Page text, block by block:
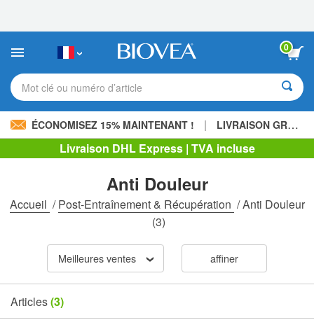
:
site
comprend
un
d'accessibilité.
0
Mot clé ou numéro d’article
ÉCONOMISEZ 15% MAINTENANT ! | LIVRAISON GRATUITE
Livraison DHL Express | TVA incluse
Anti Douleur
Accueil /Post-Entraînement & Récupération /Anti Douleur
(3)
Meilleures ventes affiner
Articles(3)